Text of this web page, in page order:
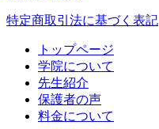
特定商取引法に基づく表記
トップページ
学院について
先生紹介
保護者の声
料金について